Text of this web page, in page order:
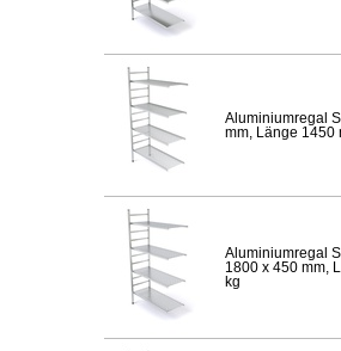
Aluminiumregal
mm, Länge 1450
Aluminiumregal
1800 x 450 mm,
kg